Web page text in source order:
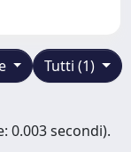
Tutti (1)
0.003 secondi).